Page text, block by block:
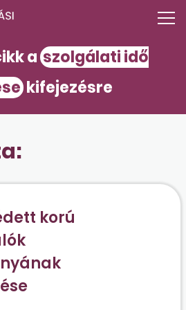
a szolgálati idő
kifejezésre
korú